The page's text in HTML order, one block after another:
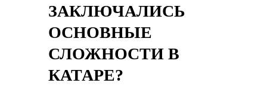
ЗАКЛЮЧАЛИСЬ
ОСНОВНЫЕ
СЛОЖНОСТИ В
КАТАРЕ?